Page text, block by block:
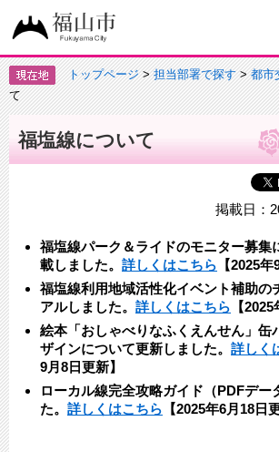
トップページ>担当部署で探す>都市
て
福塩線について
掲載日：
福塩線パーク＆ライドのモニター募集
載しました。 詳しくはこちら 【2025
福塩線利用地域活性化イベント補助の
アルしました。 詳しくはこちら 【
絵本「おしゃべりなふくえんせん」缶
ザインについて更新しました。 詳しく
9月8日更新】​
ローカル線完全攻略ガイド（PDFデー
た。 詳しくはこちら 【2025年6月18日